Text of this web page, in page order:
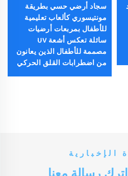
سجاد أرضي حسي بطريقة
مونتيسوري كألعاب تعليمية
للأطفال بمربعات أرضيات
سائلة تعكس أشعة UV
مصممة للأطفال الذين يعانون
من اضطرابات القلق الحركي
الإخبارية